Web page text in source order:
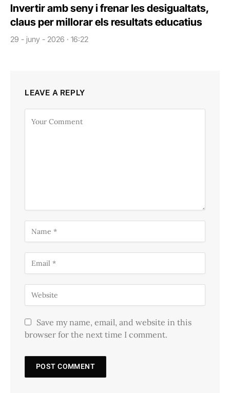
Invertir amb seny i frenar les desigualtats,
claus per millorar els resultats educatius
29 - juny - 2026 · 16:22
LEAVE A REPLY
Save my name, email, and website in this
browser for the next time I comment.